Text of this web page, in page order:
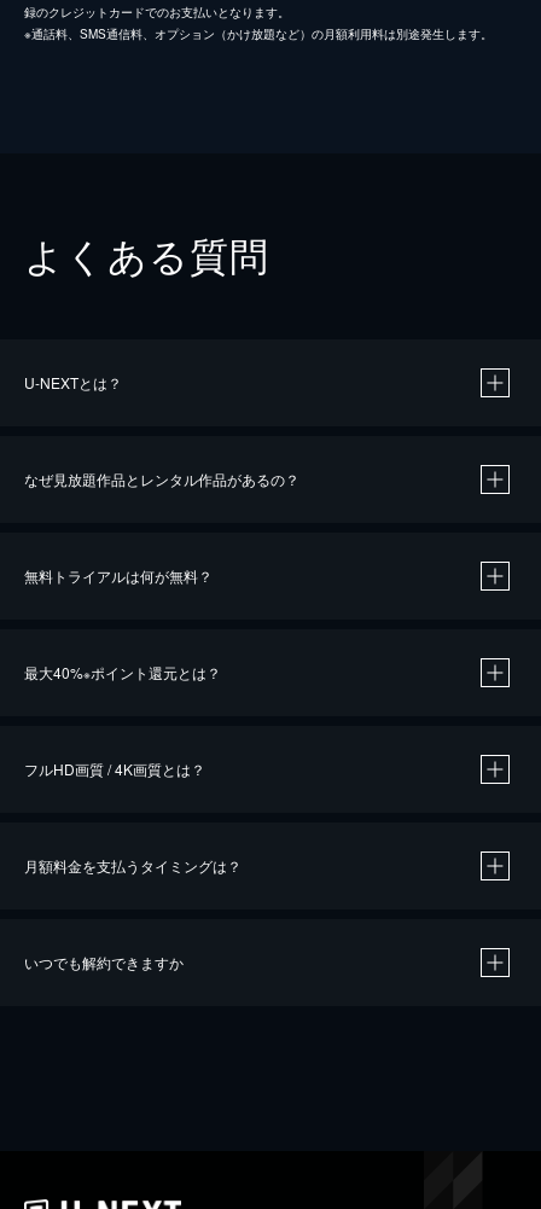
録のクレジットカードでのお支払いとなります。
※通話料、SMS通信料、オプション（かけ放題など）の月額利用料は別途発生します。
よくある質問
U-NEXTとは？
なぜ見放題作品とレンタル作品があるの？
無料トライアルは何が無料？
最大40%※ポイント還元とは？
※40％ポイント還元の対象は、クレジットカード決済による作品の購入 / レンタルです。
iOSアプリのUコイン決済による作品の購入 / レンタルは、20％のポイント還元です。
フルHD画質 / 4K画質とは？
月額料金を支払うタイミングは？
いつでも解約できますか